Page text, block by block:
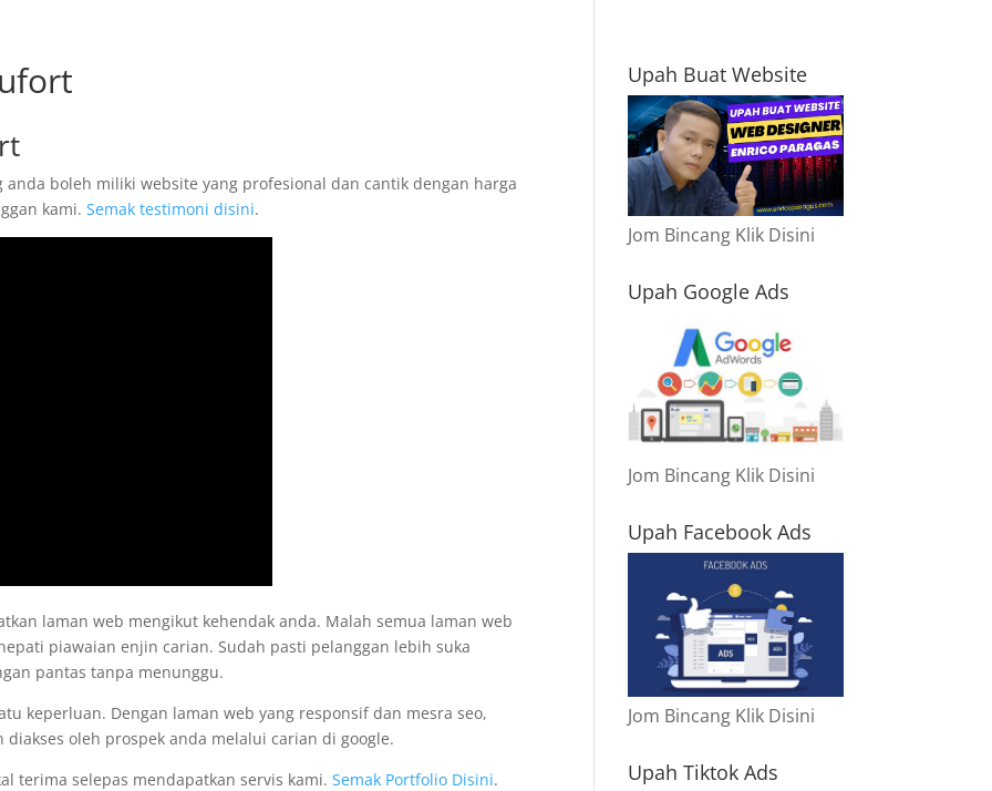
anda boleh miliki website yang profesional dan cantik dengan harga
kami.Semak testimoni disini.
laman web mengikut kehendak anda. Malah semua laman web
piawaian enjin carian. Sudah pasti pelanggan lebih suka
pantas tanpa menunggu.
keperluan. Dengan laman web yang responsif dan mesra seo,
oleh prospek anda melalui carian di google.
terima selepas mendapatkan servis kami.Semak Portfolio Disini.
Upah Buat Website
Jom Bincang Klik Disini
Upah Google Ads
Jom Bincang Klik Disini
Upah Facebook Ads
Jom Bincang Klik Disini
Upah Tiktok Ads